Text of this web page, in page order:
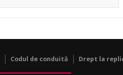
Codul de conduită Drept la